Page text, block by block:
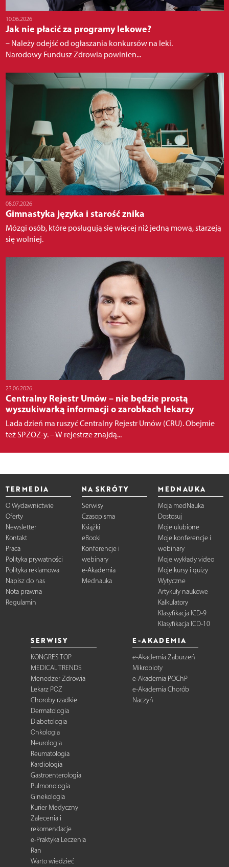
10.06.2026
Jak nie płacić za programy lekowe?
– Należy odejść od ogłaszania konkursów na leki.
Narodowy Fundusz Zdrowia powinien...
08.07.2026
Gimnastyka języka i starość znika
Mózgi osób, które posługują się więcej niż jedną mową, starzeją
się wolniej.
23.06.2026
Centralny Rejestr Umów – nie będzie prostą
wyszukiwarką informacji o zarobkach lekarzy
Lada dzień ma ruszyć Centralny Rejestr Umów (CRU). Obejmie
też SPZOZ-y. – W rejestrze znajdą...
TERMEDIA
O Wydawnictwie
Oferty
Newsletter
Kontakt
Praca
Polityka prywatności
Polityka reklamowa
Napisz do nas
Nota prawna
Regulamin
NA SKRÓTY
Serwisy
Czasopisma
Książki
eBooki
Konferencje i
webinary
e-Akademia
Mednauka
MEDNAUKA
Moja medNauka
Dostosuj
Moje ulubione
Moje konferencje i
webinary
Moje wykłady video
Moje kursy i quizy
Wytyczne
Artykuły naukowe
Kalkulatory
Klasyfikacja ICD-9
Klasyfikacja ICD-10
SERWISY
KONGRES TOP
MEDICAL TRENDS
Menedżer Zdrowia
Lekarz POZ
Choroby rzadkie
Dermatologia
Diabetologia
Onkologia
Neurologia
Reumatologia
Kardiologia
Gastroenterologia
Pulmonologia
Ginekologia
Kurier Medyczny
Zalecenia i
rekomendacje
e-Praktyka Leczenia
Ran
Warto wiedzieć
E-AKADEMIA
e-Akademia Zaburzeń
Mikrobioty
e-Akademia POChP
e-Akademia Chorób
Naczyń